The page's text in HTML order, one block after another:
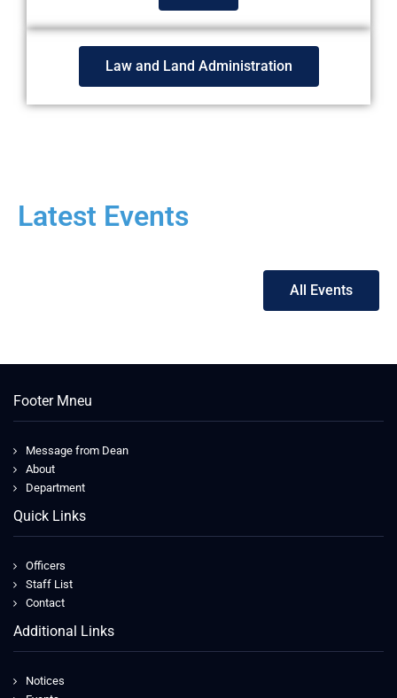
Law and Land Administration
Latest Events
All Events
Footer Mneu
Message from Dean
About
Department
Quick Links
Officers
Staff List
Contact
Additional Links
Notices